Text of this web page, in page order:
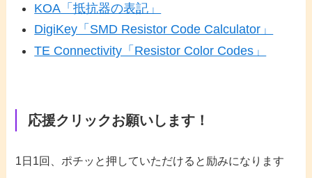
KOA「抵抗器の表記」
DigiKey「SMD Resistor Code Calculator」
TE Connectivity「Resistor Color Codes」
応援クリックお願いします！
1日1回、ポチッと押していただけると励みになります